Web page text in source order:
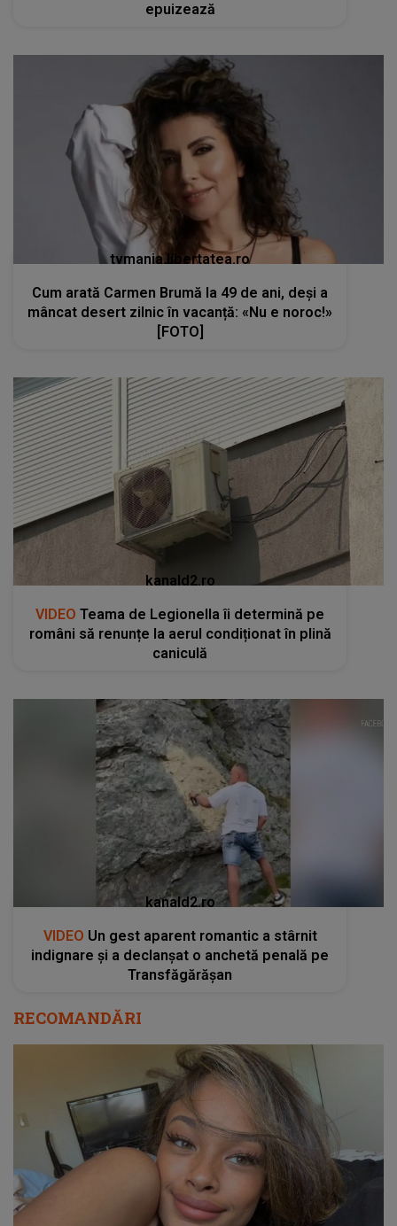
epuizează
tvmania.libertatea.ro
Cum arată Carmen Brumă la 49 de ani, deși a
mâncat desert zilnic în vacanță: «Nu e noroc!»
[FOTO]
kanald2.ro
VIDEO Teama de Legionella îi determină pe
români să renunțe la aerul condiționat în plină
caniculă
kanald2.ro
VIDEO Un gest aparent romantic a stârnit
indignare și a declanșat o anchetă penală pe
Transfăgărășan
RECOMANDĂRI